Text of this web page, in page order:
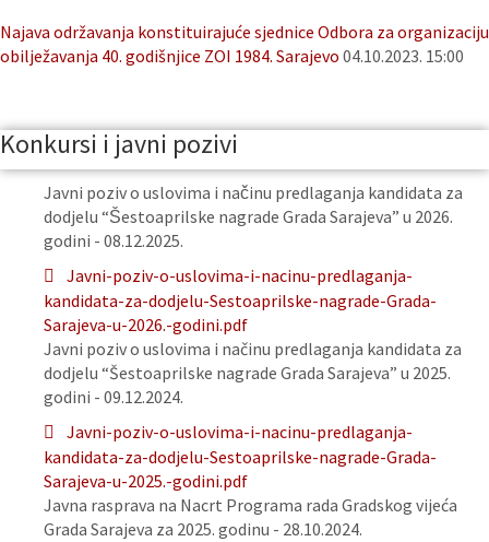
Najava održavanja konstituirajuće sjednice Odbora za organizaciju
obilježavanja 40. godišnjice ZOI 1984. Sarajevo 04.10.2023. 15:00
Konkursi i javni pozivi
Javni poziv o uslovima i načinu predlaganja kandidata za
dodjelu “Šestoaprilske nagrade Grada Sarajeva” u 2026.
godini - 08.12.2025.
Javni-poziv-o-uslovima-i-nacinu-predlaganja-
kandidata-za-dodjelu-Sestoaprilske-nagrade-Grada-
Sarajeva-u-2026.-godini.pdf
Javni poziv o uslovima i načinu predlaganja kandidata za
dodjelu “Šestoaprilske nagrade Grada Sarajeva” u 2025.
godini - 09.12.2024.
Javni-poziv-o-uslovima-i-nacinu-predlaganja-
kandidata-za-dodjelu-Sestoaprilske-nagrade-Grada-
Sarajeva-u-2025.-godini.pdf
Javna rasprava na Nacrt Programa rada Gradskog vijeća
Grada Sarajeva za 2025. godinu - 28.10.2024.